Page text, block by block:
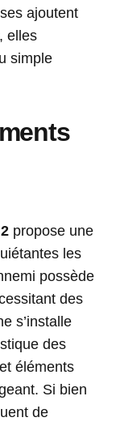
ajoutent
elles
simple
propose une
les
possède
des
s’installe
des
éléments
Si bien
de